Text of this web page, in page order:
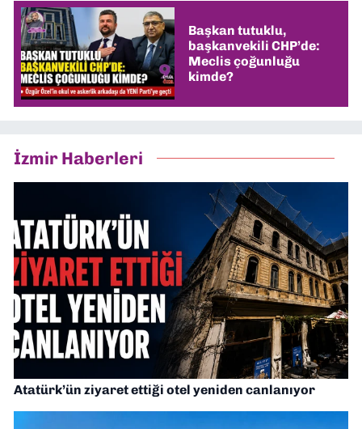
Başkan tutuklu,
başkanvekili CHP’de:
Meclis çoğunluğu
kimde?
İzmir Haberleri
Atatürk’ün ziyaret ettiği otel yeniden canlanıyor